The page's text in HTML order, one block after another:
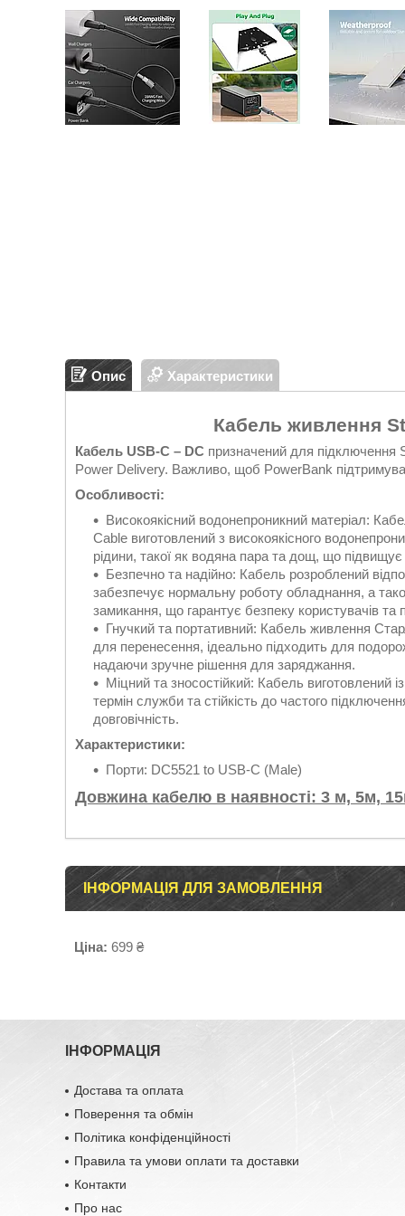
Опис Характеристики
Кабель живлення
Кабель USB-C – DC призначений для підключення
Power Delivery. Важливо, щоб PowerBank
Особливості:
Високоякісний водонепроникний матеріал:
Cable виготовлений з високоякісного
рідини, такої як водяна пара та дощ, що підвищує
Безпечно та надійно: Кабель розроблений
забезпечує нормальну роботу обладнання, а
замикання, що гарантує безпеку користувачів та
Гнучкий та портативний: Кабель живлення
для перенесення, ідеально підходить для
надаючи зручне рішення для заряджання.
Міцний та зносостійкий: Кабель виготовлений
термін служби та стійкість до частого
довговічність.
Характеристики:
Порти: DC5521 to USB-C (Male)
Довжина кабелю в наявності: 3 м, 5м,
ІНФОРМАЦІЯ ДЛЯ ЗАМОВЛЕННЯ
Ціна: 699 ₴
ІНФОРМАЦІЯ
Достава та оплата
Поверення та обмін
Політика конфіденційності
Правила та умови оплати та доставки
Контакти
Про нас